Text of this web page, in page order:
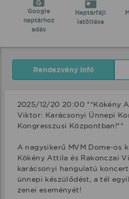
Google
naptárhoz
adás
Naptárfájl
letöltése
Rendezvény infó
2025/12/20 20:00 **Kökény
Viktor: Karácsonyi Ünnepi
Kongresszusi Központban!**
A nagysikerű MVM Dome-os
Kökény Attila és Rakonczai
karácsonyi hangulatú
ünnepi készülődést, a tél
zenei eseményét!